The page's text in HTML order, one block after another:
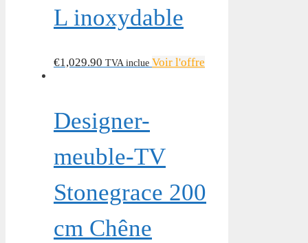
L inoxydable
€1,029.90 TVA inclue Voir l'offre
Designer-
meuble-TV
Stonegrace 200
cm Chêne